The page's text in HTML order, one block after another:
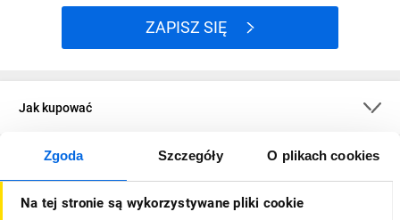
Zgoda Szczegóły O plikach cookies
Na tej stronie są wykorzystywane pliki cookie
ZAPISZ SIĘ
Jak kupować
O firmie